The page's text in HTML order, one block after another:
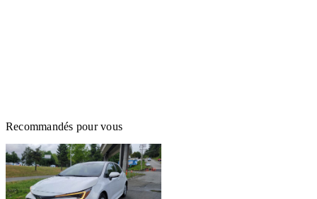
Recommandés pour vous